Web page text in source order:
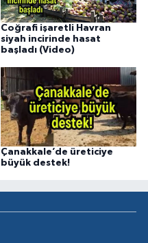
Coğrafi işaretli Havran
siyah incirinde hasat
başladı (Video)
Çanakkale’de üreticiye
büyük destek!